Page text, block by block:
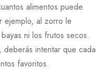
alimentos puede
ejemplo, al zorro le
ni los frutos secos.
deberás intentar que cada
favoritos.